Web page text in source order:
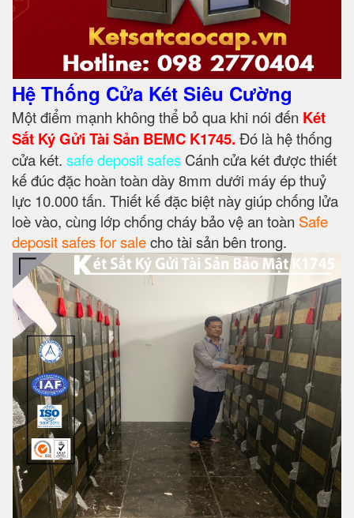
Hệ Thống Cửa Két Siêu Cường
Một điểm mạnh không thể bỏ qua khi nói đến Két
Sắt Ký Gửi Tài Sản BEMC K1745. Đó là hệ thống
cửa két. safe deposit safes Cánh cửa két được thiết
kế đúc đặc hoàn toàn dày 8mm dưới máy ép thuỷ
lực 10.000 tấn. Thiết kế đặc biệt này giúp chống lửa
loè vào, cùng lớp chống cháy bảo vệ an toàn Safe
deposit safes for salecho tài sản bên trong.